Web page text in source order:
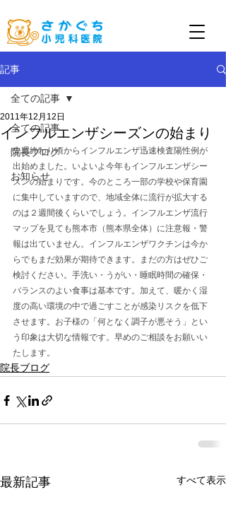
記事
全ての記事
院長ブログ
お知らせ
全ての記事
インフルエンザシーズンの始まり
2011年12月12日
先週終わり頃からインフルエンザ迅速検査陽性例が
出始めました。いよいよ今年もインフルエンザシー
ズンの始まりです。今のところ一部の学校や保育園
に集中していますので、地域全体に流行が拡大する
のは２週間後くらいでしょう。インフルエンザ流行
マップを見ても熊本市（熊本県全体）に注意報・警
報は出ていません。インフルエンザワクチンは今か
らでもまだ効果が期待できます。まだの方はぜひご
検討ください。手洗い・うがい・睡眠時間の確保・
バランスのよい食事は基本です。加えて、暖かく湿
度の高い環境の中で過ごすことが感染リスクを低下
させます。お子様の「何となく調子が悪そう」とい
う印象は大切な情報です。早めのご相談をお願いい
たします。
院長ブログ
最新記事 すべて表示